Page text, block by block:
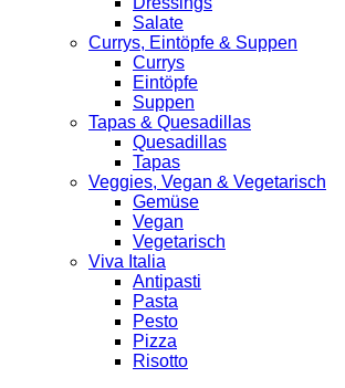
Salate
Currys, Eintöpfe & Suppen
Currys
Eintöpfe
Suppen
Tapas & Quesadillas
Quesadillas
Tapas
Veggies, Vegan & Vegetarisch
Gemüse
Vegan
Vegetarisch
Viva Italia
Antipasti
Pasta
Pesto
Pizza
Risotto